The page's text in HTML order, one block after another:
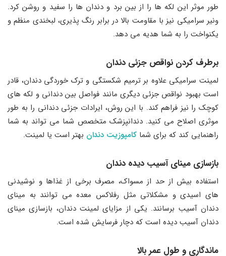
‌طور موثر این لکه‌ ها را از بین برد و دندان ‌ها را سفید و روشن کرد.
ونیر سرامیکی نیز با مقاومت بالا در برابر رنگ‌ پذیری، لبخندی منظم و
یکنواخت را به شما هدیه می ‌دهد.
برطرف کردن نواقص جزئی دندان
لمینت سرامیکی علاوه بر ترمیم شکستگی و ترک ‌خوردگی دندان، قادر
است بهبود نواقص جزئی دیگری مانند فواصل بین دندانی و لکه ‌های
کوچک را نیز فراهم کند. با این روش، ایرادات جزئی دندانی را به‌ طور
موثری اصلاح می ‌کنید. دندانپزشک متخصص شما می ‌تواند به شما
راهنمایی کند که برای شما کامپوزیت دندان بهتر است یا لمینت.
بازسازی مینای آسیب دیده دندان
استفاده بیش از حد از مسواک، مصرف برخی از غذاها و نوشیدنی‌
های اسیدی و مشکلاتی مثل رفلاکس معده می ‌توانند به مینای
دندان آسیب برسانند. یکی از مزایای لمینت دندان، بازسازی مینای
دندان آسیب دیده است که دچار فرسایش شده است.
ماندگاری و طول عمر بالا